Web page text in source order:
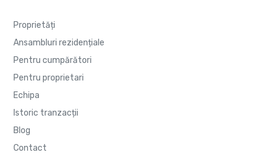
Proprietăți
Ansambluri rezidențiale
Pentru cumpărători
Pentru proprietari
Echipa
Istoric tranzacții
Blog
Contact